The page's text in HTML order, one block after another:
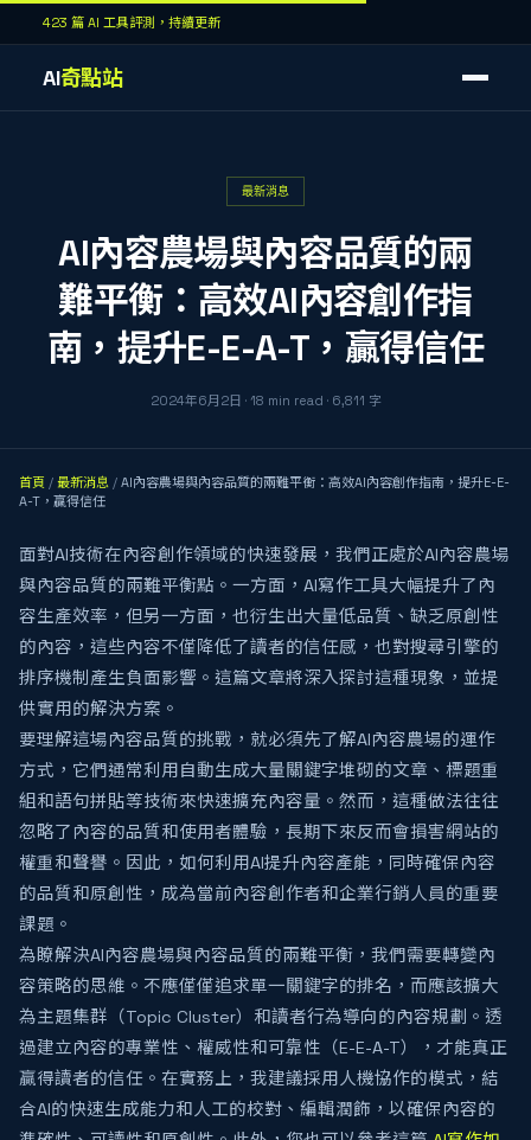
423 篇 AI 工具評測，持續更新
AI奇點站
最新消息
AI內容農場與內容品質的兩
難平衡：高效AI內容創作指
南，提升E-E-A-T，贏得信任
2024年6月2日 · 18 min read · 6,811 字
首頁 / 最新消息 / AI內容農場與內容品質的兩難平衡：高效AI內容創作指南，提升E-E-
A-T，贏得信任
面對AI技術在內容創作領域的快速發展，我們正處於AI內容農場
與內容品質的兩難平衡點。一方面，AI寫作工具大幅提升了內
容生產效率，但另一方面，也衍生出大量低品質、缺乏原創性
的內容，這些內容不僅降低了讀者的信任感，也對搜尋引擎的
排序機制產生負面影響。這篇文章將深入探討這種現象，並提
供實用的解決方案。
要理解這場內容品質的挑戰，就必須先了解AI內容農場的運作
方式，它們通常利用自動生成大量關鍵字堆砌的文章、標題重
組和語句拼貼等技術來快速擴充內容量。然而，這種做法往往
忽略了內容的品質和使用者體驗，長期下來反而會損害網站的
權重和聲譽。因此，如何利用AI提升內容產能，同時確保內容
的品質和原創性，成為當前內容創作者和企業行銷人員的重要
課題。
為瞭解決AI內容農場與內容品質的兩難平衡，我們需要轉變內
容策略的思維。不應僅僅追求單一關鍵字的排名，而應該擴大
為主題集群（Topic Cluster）和讀者行為導向的內容規劃。透
過建立內容的專業性、權威性和可靠性（E-E-A-T），才能真正
贏得讀者的信任。在實務上，我建議採用人機協作的模式，結
合AI的快速生成能力和人工的校對、編輯潤飾，以確保內容的